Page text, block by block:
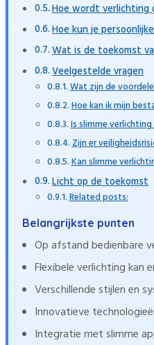
Hoe wordt verlichting
Hoe kun je
Wat is de toekomst
Veelgestelde vragen
Wat zijn de
Hoe kan ik mijn
Is slimme
Zijn er
Kan slimme
Licht op de toekomst
Related posts:
Belangrijkste punten
Op afstand bedienbare
Flexibele verlichting kan
Verschillende stijlen en
Innovatieve
Integratie met slimme